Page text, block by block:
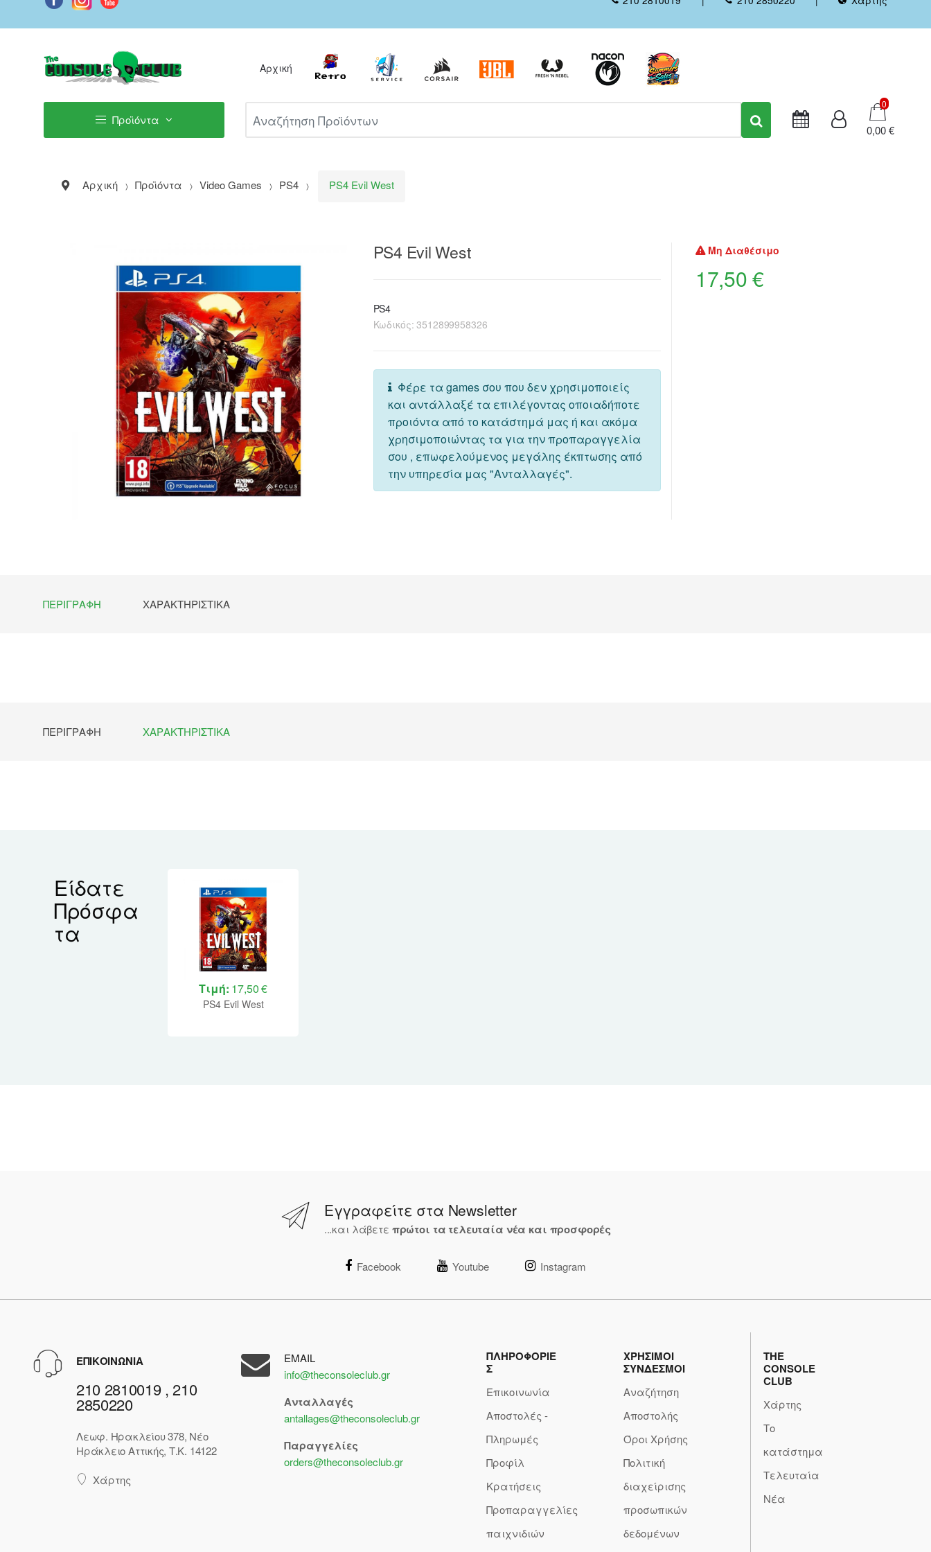
Αρχική
Προϊόντα
Καλάθι
0
0,00 €
Αρχική Προϊόντα Video Games PS4 PS4 Evil West
PS4 Evil West
PS4
Κωδικός:3512899958326
Φέρε τα games σου που δεν χρησιμοποιείς
και αντάλλαξέ τα επιλέγοντας οποιαδήποτε
προιόντα από το κατάστημά μας ή και ακόμα
χρησιμοποιώντας τα για την προπαραγγελία
σου , επωφελούμενος μεγάλης έκπτωσης από
την υπηρεσία μας "Ανταλλαγές".
Μη Διαθέσιμο
17,50 €
ΠΕΡΙΓΡΑΦΉ ΧΑΡΑΚΤΗΡΙΣΤΙΚΆ
ΠΕΡΙΓΡΑΦΉ ΧΑΡΑΚΤΗΡΙΣΤΙΚΆ
Είδατε
Πρόσφα
τα
Τιμή: 17,50 €
PS4 Evil West
Εγγραφείτε στα Newsletter
...και λάβετε πρώτοι τα τελευταία νέα και προσφορές
Facebook Youtube Instagram
ΕΠΙΚΟΙΝΩΝΙΑ
210 2810019 , 210
2850220
Λεωφ. Ηρακλείου 378, Νέο
Ηράκλειο Αττικής, Τ.Κ. 14122
Χάρτης
EMAIL
info@theconsoleclub.gr
Ανταλλαγές
antallages@theconsoleclub.gr
Παραγγελίες
orders@theconsoleclub.gr
ΠΛΗΡΟΦΟΡΙΕ
Σ
Επικοινωνία
Αποστολές -
Πληρωμές
Προφίλ
Κρατήσεις
Προπαραγγελίες
παιχνιδιών
ΧΡΗΣΙΜΟΙ
ΣΥΝΔΕΣΜΟΙ
Αναζήτηση
Αποστολής
Όροι Χρήσης
Πολιτική
διαχείρισης
προσωπικών
δεδομένων
THE
CONSOLE
CLUB
Χάρτης
Το
κατάστημα
Τελευταία
Νέα